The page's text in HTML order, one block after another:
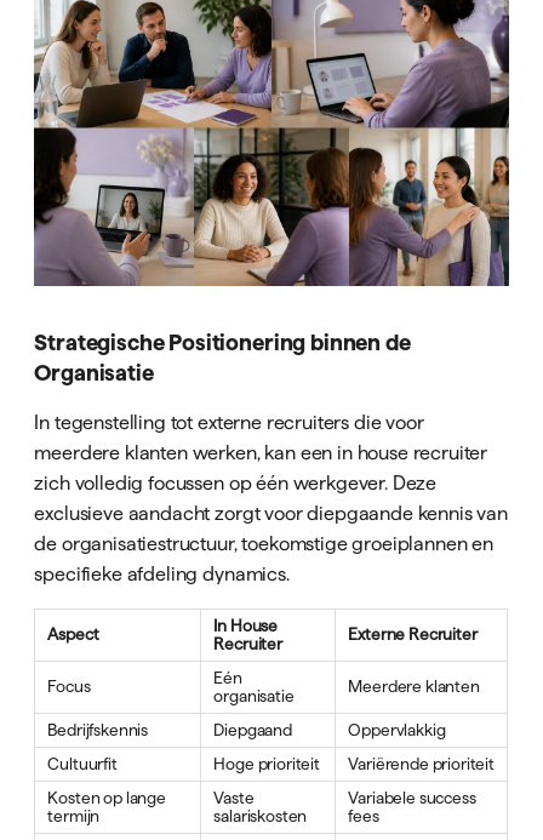
Strategische Positionering binnen de
Organisatie
In tegenstelling tot externe recruiters die voor
meerdere klanten werken, kan een in house recruiter
zich volledig focussen op één werkgever. Deze
exclusieve aandacht zorgt voor diepgaande kennis van
de organisatiestructuur, toekomstige groeiplannen en
specifieke afdeling dynamics.
Aspect
In House
Recruiter
Externe Recruiter
Focus
Eén
organisatie
Meerdere klanten
Bedrijfskennis Diepgaand
Oppervlakkig
Cultuurfit
Hoge prioriteit
Variërende prioriteit
Kosten op lange
termijn
Vaste
salariskosten
Variabele success
fees